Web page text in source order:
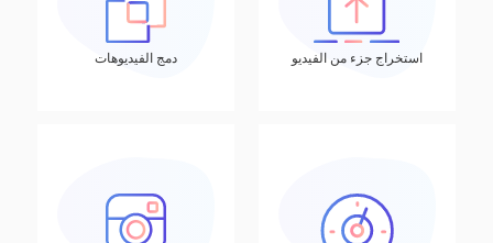
دمج الفيديوهات استخراج جزء من الفيديو